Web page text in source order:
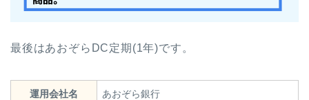
最後はあおぞらDC定期(1年)です。
運用会社名 あおぞら銀行